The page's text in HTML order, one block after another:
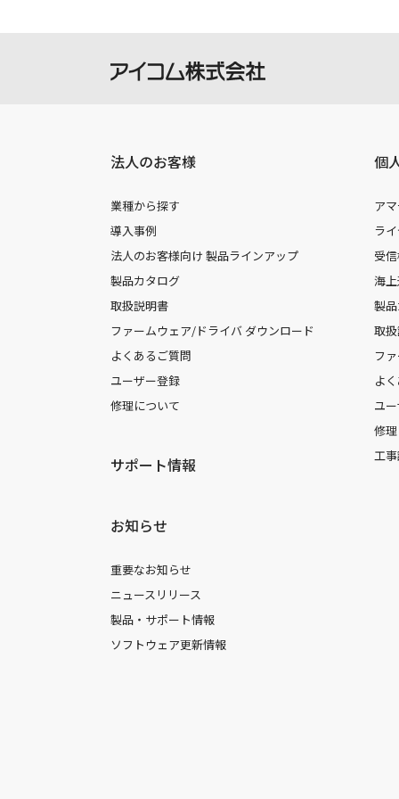
法人のお客様
業種から探す
導入事例
法人のお客様向け 製品ラインアップ
製品カタログ
取扱説明書
ファームウェア/ドライバ ダウンロード
よくあるご質問
ユーザー登録
修理について
サポート情報
お知らせ
重要なお知らせ
ニュースリリース
製品・サポート情報
ソフトウェア更新情報
個
ア
ラ
受
海
製
取
フ
よ
ユ
修
工